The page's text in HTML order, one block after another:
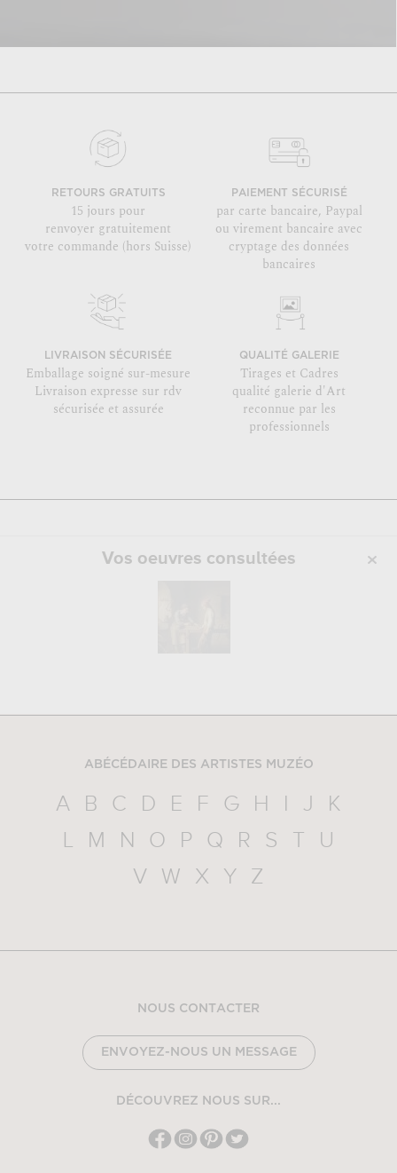
RETOURS GRATUITS
15 jours pour
renvoyer gratuitement
votre commande (hors Suisse)
PAIEMENT SÉCURISÉ
par carte bancaire, Paypal
ou virement bancaire avec
cryptage des données
bancaires
LIVRAISON SÉCURISÉE
Emballage soigné sur-mesure
Livraison expresse sur rdv
sécurisée et assurée
QUALITÉ GALERIE
Tirages et Cadres
qualité galerie d'Art
reconnue par les
professionnels
Vos oeuvres consultées
ABÉCÉDAIRE DES ARTISTES MUZÉO
A B C D E F G H I J
K
L
M N O P Q R S T
U
V
W X Y Z
NOUS CONTACTER
ENVOYEZ-NOUS UN MESSAGE
DÉCOUVREZ NOUS SUR...